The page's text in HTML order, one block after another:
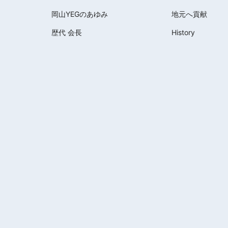
岡山YEGのあゆみ
歴代 会長
地元へ貢献
History